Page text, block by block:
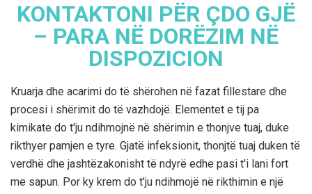
KONTAKTONI PËR ÇDO GJË
– PARA NË DORËZIM NË
DISPOZICION
Kruarja dhe acarimi do të shërohen në fazat fillestare dhe
procesi i shërimit do të vazhdojë. Elementet e tij pa
kimikate do t'ju ndihmojnë në shërimin e thonjve tuaj, duke
rikthyer pamjen e tyre. Gjatë infeksionit, thonjtë tuaj duken të
verdhë dhe jashtëzakonisht të ndyrë edhe pasi t'i lani fort
me sapun. Por ky krem ​​do t'ju ndihmojë në rikthimin e një